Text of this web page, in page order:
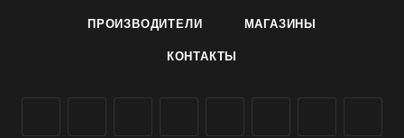
ПРОИЗВОДИТЕЛИ МАГАЗИНЫ
КОНТАКТЫ